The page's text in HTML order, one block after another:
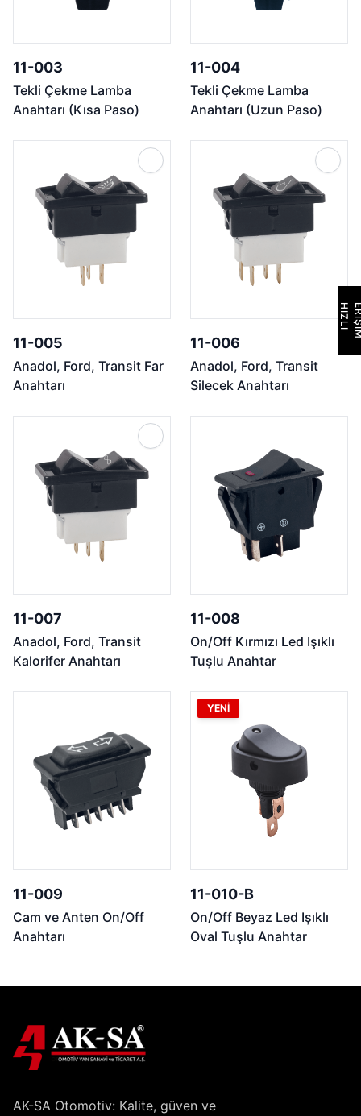
11-003
Tekli Çekme Lamba
Anahtarı (Kısa Paso)
11-004
Tekli Çekme Lamba
Anahtarı (Uzun Paso)
11-005
Anadol, Ford, Transit Far
Anahtarı
11-006
Anadol, Ford, Transit
Silecek Anahtarı
11-007
Anadol, Ford, Transit
Kalorifer Anahtarı
11-008
On/Off Kırmızı Led Işıklı
Tuşlu Anahtar
11-009
Cam ve Anten On/Off
Anahtarı
YENİ
11-010-B
On/Off Beyaz Led Işıklı
Oval Tuşlu Anahtar
AK-SA Otomotiv: Kalite, güven ve
H
I
Z
L
I
E
R
İ
Ş
İ
M